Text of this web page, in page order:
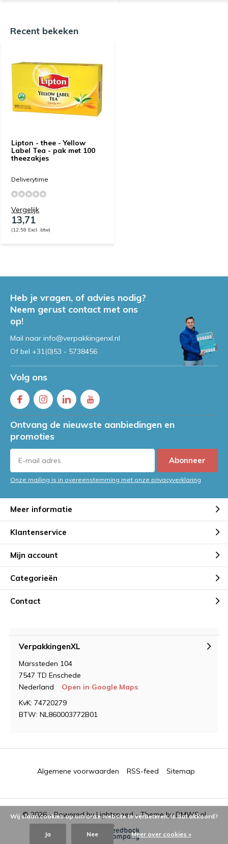
Recent bekeken
Lipton - thee - Yellow
Label Tea - pak met 100
theezakjes
Deliverytime
Vergelijk
13,71
(12,58 Excl. btw)
Heb je vragen, of advies nodig?
Neem gerust contact met ons
op!
Mail naar info@verpakkingenxl.nl
Of bel +31(0)53 - 5738456
Volg ons
Ontvang de nieuwste aanbiedingen en
promoties
Abonneer
Onze mailing is in overeenstemming met onze privacyverklaring
Meer informatie
Klantenservice
Mijn account
Categorieën
Contact
VerpakkingenXL
Marssteden 104
7547 TD Enschede
Nederland
Open in Google Maps
KvK: 74720279
BTW: NL860003772B01
© 2026 - Powered byLightspeed- Theme byDMWS.nl
Algemene voorwaarden RSS-feed Sitemap
Wij slaan cookies op om onze website te verbeteren. Is dat akkoord?
Ja Nee Meer over cookies »